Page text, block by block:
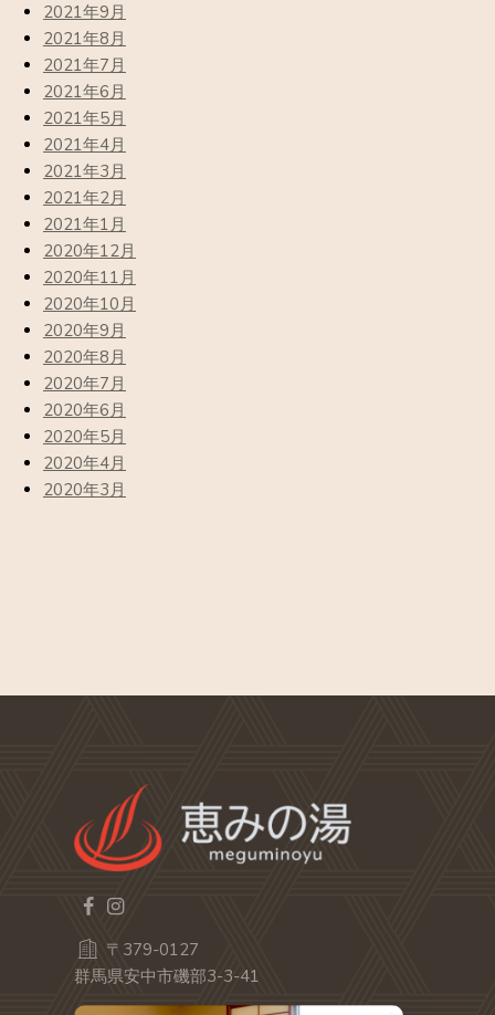
2021年9月
2021年8月
2021年7月
2021年6月
2021年5月
2021年4月
2021年3月
2021年2月
2021年1月
2020年12月
2020年11月
2020年10月
2020年9月
2020年8月
2020年7月
2020年6月
2020年5月
2020年4月
2020年3月
〒379-0127
群馬県安中市磯部3-3-41